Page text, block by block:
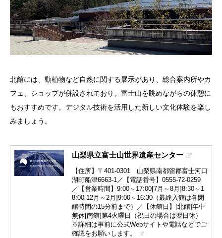
北館には、動植物など自然に関する展示があり、総合案内所やカ
フェ、ショップが併設されており、富士山を眺めながらの休憩に
もおすすめです。デジタル技術を活用した新しい文化体験を楽し
みましょう。
山梨県立富士山世界遺産センター
【住所】〒401-0301 山梨県南都留郡富士河口
湖町船津6663-1／【電話番号】0555-72-0259
／【営業時間】9:00～17:00[7月～8月]8:30～1
8:00[12月～2月]9:00～16:30（最終入館は各閉
館時間の15分前まで）／【休館日】[北館]年中
無休[南館]第4火曜日（祝日の場合は翌日休）
※詳細は事前に公式Webサイトや電話などでご
確認をお願いします。